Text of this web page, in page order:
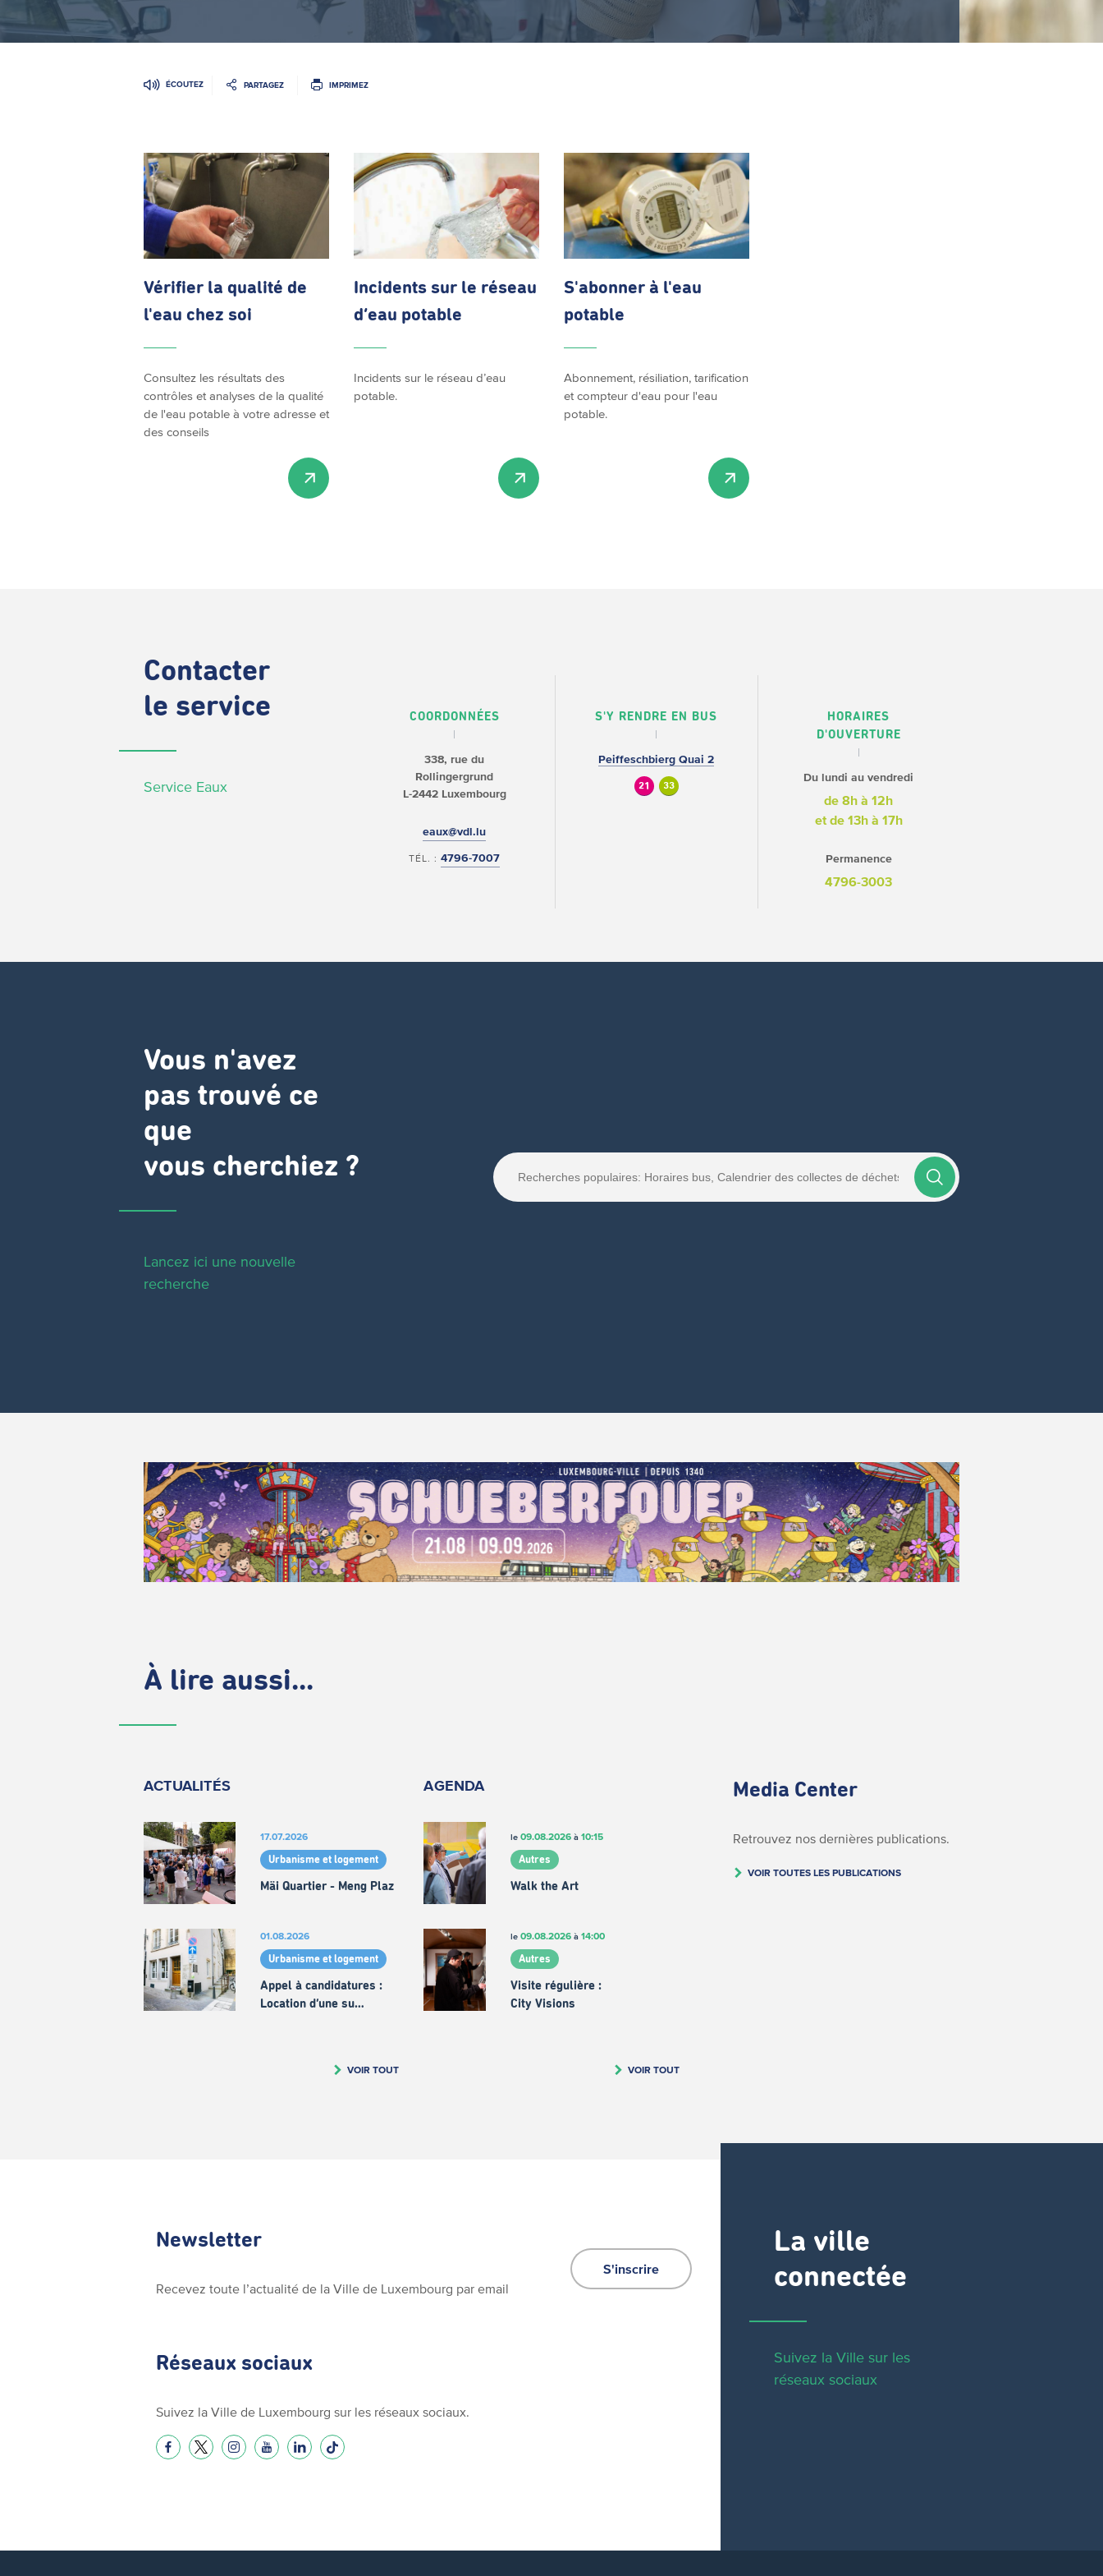
ÉCOUTEZ PARTAGEZ IMPRIMEZ
Vérifier la qualité de
l'eau chez soi
Consultez les résultats des
contrôles et analyses de la qualité
de l'eau potable à votre adresse et
des conseils
Incidents sur le réseau
d’eau potable
Incidents sur le réseau d’eau
potable.
S'abonner à l'eau
potable
Abonnement, résiliation, tarification
et compteur d'eau pour l'eau
potable.
Contacter
le service
Service Eaux
COORDONNÉES
338, rue du
Rollingergrund
L-2442 Luxembourg
eaux@vdl.lu
TÉL. :4796-7007
S'Y RENDRE EN BUS
Peiffeschbierg Quai 2
21 33
HORAIRES
D'OUVERTURE
Du lundi au vendredi
de 8h à 12h
et de 13h à 17h
Permanence
4796-3003
Vous n'avez
pas trouvé ce
que
vous cherchiez ?
Lancez ici une nouvelle
recherche
À lire aussi...
ACTUALITÉS
17.07.2026
Urbanisme et logement
Mäi Quartier - Meng Plaz
01.08.2026
Urbanisme et logement
Appel à candidatures :
Location d’une su…
VOIR TOUT
AGENDA
le09.08.2026 à10:15
Autres
Walk the Art
le09.08.2026 à14:00
Autres
Visite régulière :
City Visions
VOIR TOUT
Media Center
Retrouvez nos dernières publications.
VOIR TOUTES LES PUBLICATIONS
La ville
connectée
Suivez la Ville sur les
réseaux sociaux
Newsletter
Recevez toute l’actualité de la Ville de Luxembourg par email
S'inscrire
Réseaux sociaux
Suivez la Ville de Luxembourg sur les réseaux sociaux.